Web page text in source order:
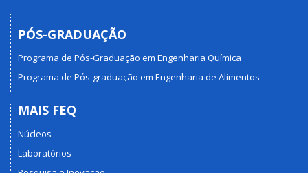
PÓS-GRADUAÇÃO
Programa de Pós-Graduação em Engenharia Química
Programa de Pós-graduação em Engenharia de Alimentos
MAIS FEQ
Núcleos
Laboratórios